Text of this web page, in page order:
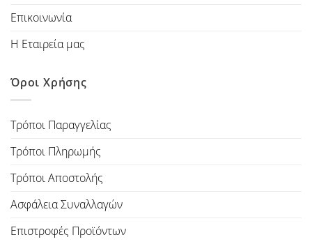
Επικοινωνία
Η Εταιρεία μας
Όροι Χρήσης
Τρόποι Παραγγελίας
Τρόποι Πληρωμής
Τρόποι Αποστολής
Ασφάλεια Συναλλαγών
Επιστροφές Προϊόντων